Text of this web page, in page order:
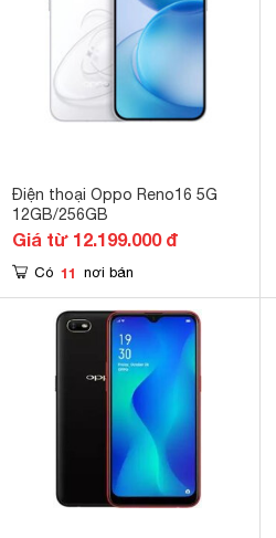
Điện thoại Oppo Reno16 5G
12GB/256GB
Giá từ 12.199.000 đ
Có 11 nơi bán